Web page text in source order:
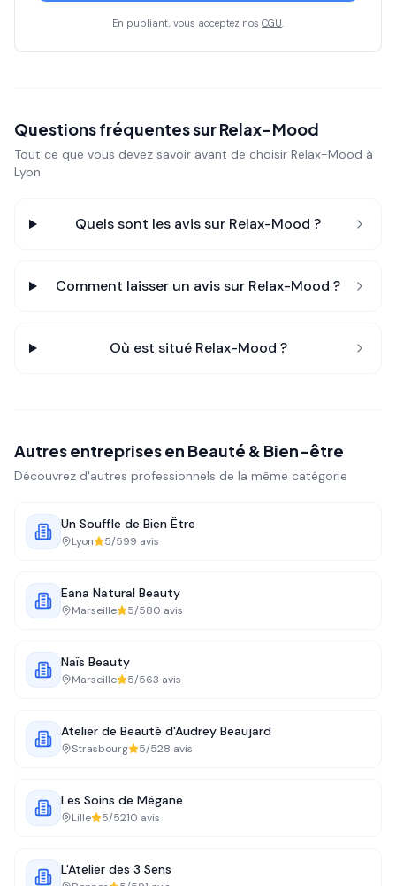
En publiant, vous acceptez nos CGU.
Questions fréquentes surRelax-Mood
Tout ce que vous devez savoir avant de choisir Relax-Mood à
Lyon
Quels sont les avis sur Relax-Mood ?
Comment laisser un avis sur Relax-Mood ?
Où est situé Relax-Mood ?
Autres entreprises en Beauté & Bien-être
Découvrez d'autres professionnels de la même catégorie
Un Souffle de Bien Être
Lyon 5/599 avis
Eana Natural Beauty
Marseille 5/580 avis
Naïs Beauty
Marseille 5/563 avis
Atelier de Beauté d'Audrey Beaujard
Strasbourg 5/528 avis
Les Soins de Mégane
Lille 5/5210 avis
L'Atelier des 3 Sens